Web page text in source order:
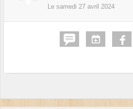
Le samedi 27 avril 2024